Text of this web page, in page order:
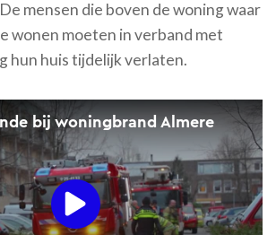
mensen die boven de woning waar
wonen moeten in verband met
hun huis tijdelijk verlaten.